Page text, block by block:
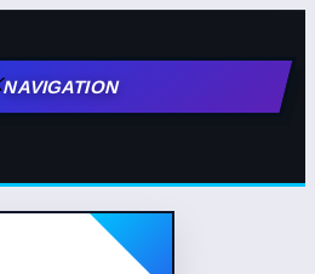
NAVIGATION